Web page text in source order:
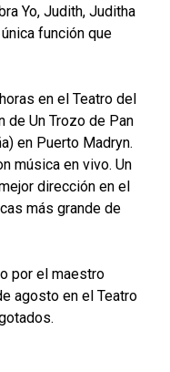
Yo, Judith, Juditha
función que
en el Teatro del
de Un Trozo de Pan
en Puerto Madryn.
música en vivo. Un
dirección en el
más grande de
por el maestro
agosto en el Teatro